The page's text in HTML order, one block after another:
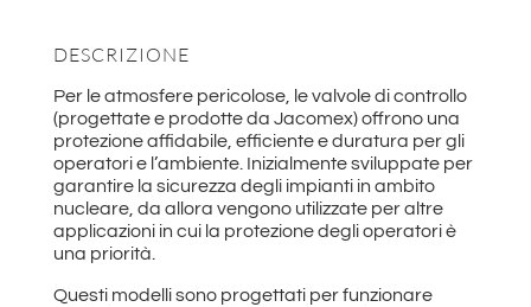
DESCRIZIONE
Per le atmosfere pericolose, le valvole di controllo
(progettate e prodotte da Jacomex) offrono una
protezione affidabile, efficiente e duratura per gli
operatori e l’ambiente. Inizialmente sviluppate per
garantire la sicurezza degli impianti in ambito
nucleare, da allora vengono utilizzate per altre
applicazioni in cui la protezione degli operatori è
una priorità.
Questi modelli sono progettati per funzionare